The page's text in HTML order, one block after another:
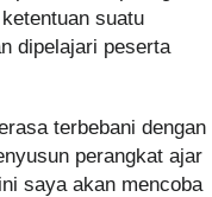
suatu
dipelajari peserta
terbebani dengan
perangkat ajar
saya akan mencoba